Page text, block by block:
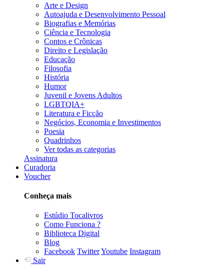
Arte e Design
Autoajuda e Desenvolvimento Pessoal
Biografias e Memórias
Ciência e Tecnologia
Contos e Crônicas
Direito e Legislação
Educação
Filosofia
História
Humor
Juvenil e Jovens Adultos
LGBTQIA+
Literatura e Ficção
Negócios, Economia e Investimentos
Poesia
Quadrinhos
Ver todas as categorias
Assinatura
Curadoria
Voucher
Conheça mais
Estúdio Tocalivros
Como Funciona ?
Biblioteca Digital
Blog
Facebook TwitterYoutube Instagram
Sair